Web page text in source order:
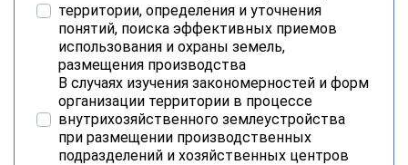
территории, определения и уточнения
понятий, поиска эффективных приемов
использования и охраны земель,
размещения производства
В случаях изучения закономерностей и форм
организации территории в процессе
внутрихозяйственного землеустройства
при размещении производственных
подразделений и хозяйственных центров